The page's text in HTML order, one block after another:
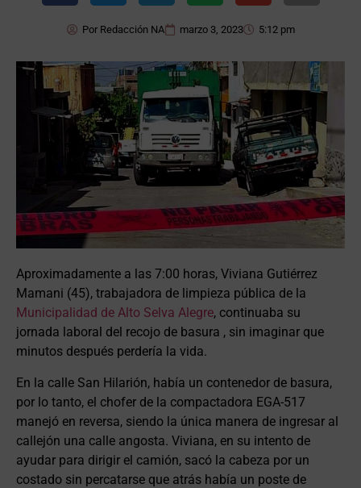
PorRedacción NA marzo 3, 2023 5:12 pm
Aproximadamente a las 7:00 horas, Viviana Gutiérrez
Mamani (45), trabajadora de limpieza pública de la
Municipalidad de Alto Selva Alegre, continuaba su
jornada laboral del recojo de basura , sin imaginar que
minutos después perdería la vida.
En la calle San Hilarión, había un contenedor de basura,
por lo tanto, el chofer de la compactadora EGA-517
manejó en reversa, siendo la única manera de ingresar al
callejón una calle angosta. Viviana, en su intento de
ayudar para dirigir el camión, sacó la cabeza por un
costado sin percatarse que atrás había un poste de